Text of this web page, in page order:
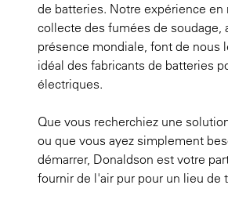
de batteries. Notre expérience en
collecte des fumées de soudage,
présence mondiale, font de nous
idéal des fabricants de batteries
électriques.
Que vous recherchiez une
ou que vous ayez simplement
démarrer, Donaldson est votre
fournir de l'air pur pour un lieu de